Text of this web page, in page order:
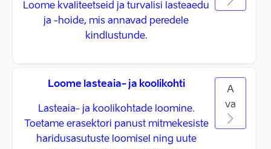
Loome kvaliteetseid ja turvalisi lasteaedu
ja -hoide, mis annavad peredele
kindlustunde.
Loome lasteaia- ja koolikohti
Lasteaia- ja koolikohtade loomine.
Toetame erasektori panust mitmekesiste
haridusasutuste loomisel ning uute
A
va